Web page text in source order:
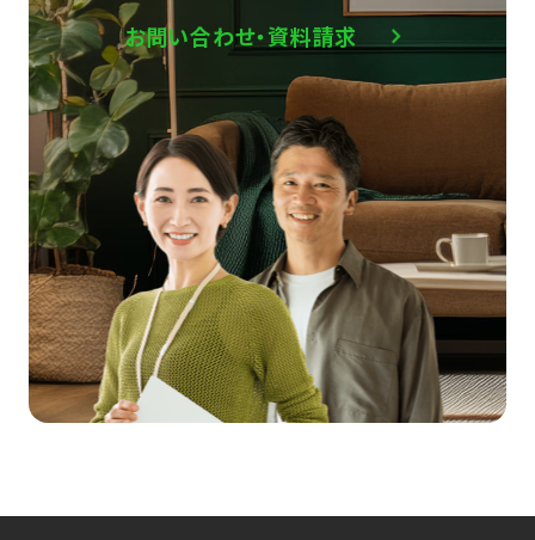
お問い合わせ・資料請求